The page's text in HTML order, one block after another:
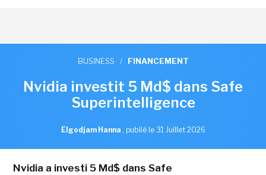
BUSINESS / FINANCEMENT
Nvidia investit 5 Md$ dans Safe
Superintelligence
Elgodjam Hanna , publié le 31 Juillet 2026
Nvidia a investi 5 Md$ dans Safe